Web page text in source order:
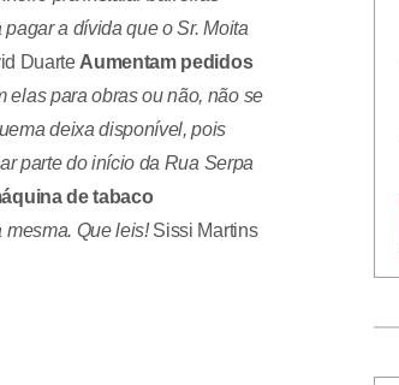
a dívida que o Sr. Moita
Duarte Aumentam pedidos
elas para obras ou não, não se
deixa disponível, pois
parte do início da Rua Serpa
de tabaco
mesma. Que leis!Sissi Martins